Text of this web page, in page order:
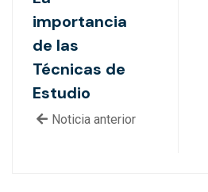
importancia
de las
Técnicas de
Estudio
Noticia anterior